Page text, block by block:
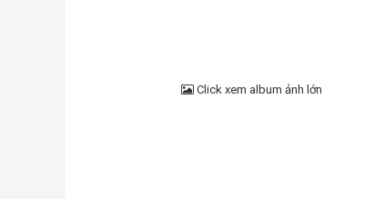
Click xem album ảnh lớn